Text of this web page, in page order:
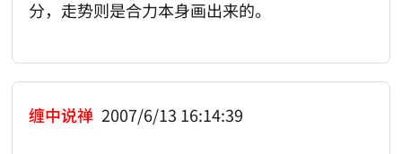
分，走势则是合力本身画出来的。
缠中说禅 2007/6/13 16:14:39